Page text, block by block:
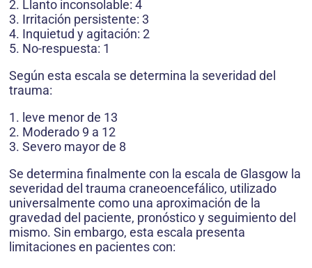
2. Llanto inconsolable: 4
3. Irritación persistente: 3
4. Inquietud y agitación: 2
5. No-respuesta: 1
Según esta escala se determina la severidad del
trauma:
1. leve menor de 13
2. Moderado 9 a 12
3. Severo mayor de 8
Se determina finalmente con la escala de Glasgow la
severidad del trauma craneoencefálico, utilizado
universalmente como una aproximación de la
gravedad del paciente, pronóstico y seguimiento del
mismo. Sin embargo, esta escala presenta
limitaciones en pacientes con: